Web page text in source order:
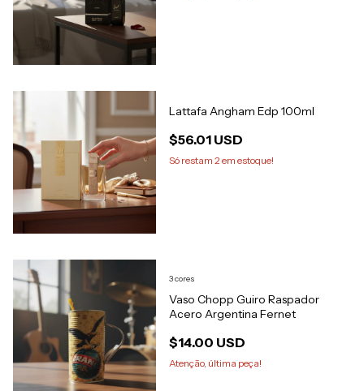
Lattafa Angham Edp 100ml
$56.01 USD
Só restam 2 em estoque!
Vaso Chopp Guiro Raspador
Acero Argentina Fernet
$14.00 USD
Atenção, última peça!
3 cores